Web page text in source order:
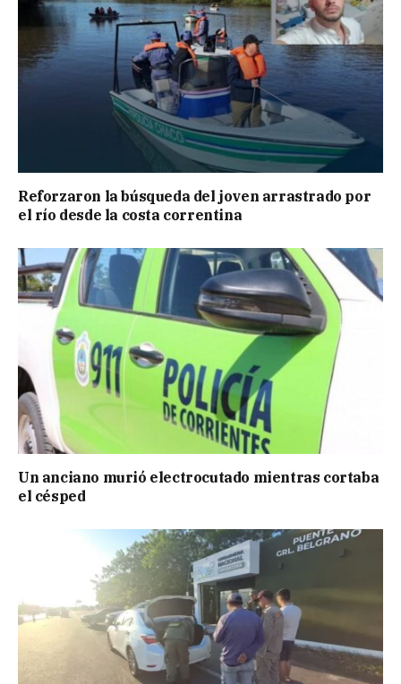
Reforzaron la búsqueda del joven arrastrado por
el río desde la costa correntina
Un anciano murió electrocutado mientras cortaba
el césped